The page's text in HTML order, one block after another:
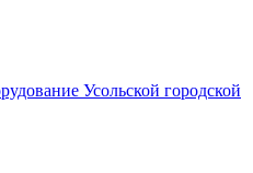
Усольской городской